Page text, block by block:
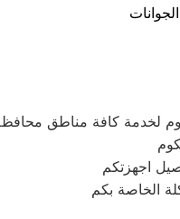
لخدمة كافة مناطق
الخاصة بكم